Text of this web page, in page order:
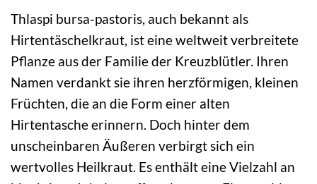
Thlaspi bursa-pastoris, auch bekannt als
Hirtentäschelkraut, ist eine weltweit verbreitete
Pflanze aus der Familie der Kreuzblütler. Ihren
Namen verdankt sie ihren herzförmigen, kleinen
Früchten, die an die Form einer alten
Hirtentasche erinnern. Doch hinter dem
unscheinbaren Äußeren verbirgt sich ein
wertvolles Heilkraut. Es enthält eine Vielzahl an